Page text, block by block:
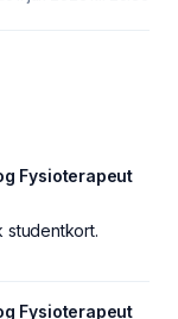
Fysioterapeut
studentkort.
Fysioterapeut